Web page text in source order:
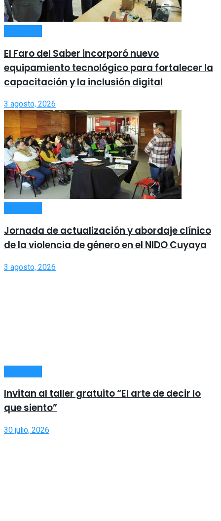
El Faro del Saber incorporó nuevo
equipamiento tecnológico para fortalecer la
capacitación y la inclusión digital
3 agosto, 2026
Jornada de actualización y abordaje clínico
de la violencia de género en el NIDO Cuyaya
3 agosto, 2026
Invitan al taller gratuito “El arte de decir lo
que siento”
30 julio, 2026